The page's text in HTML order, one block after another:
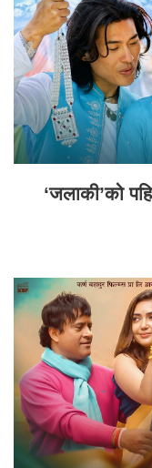
‘जलाकी’को